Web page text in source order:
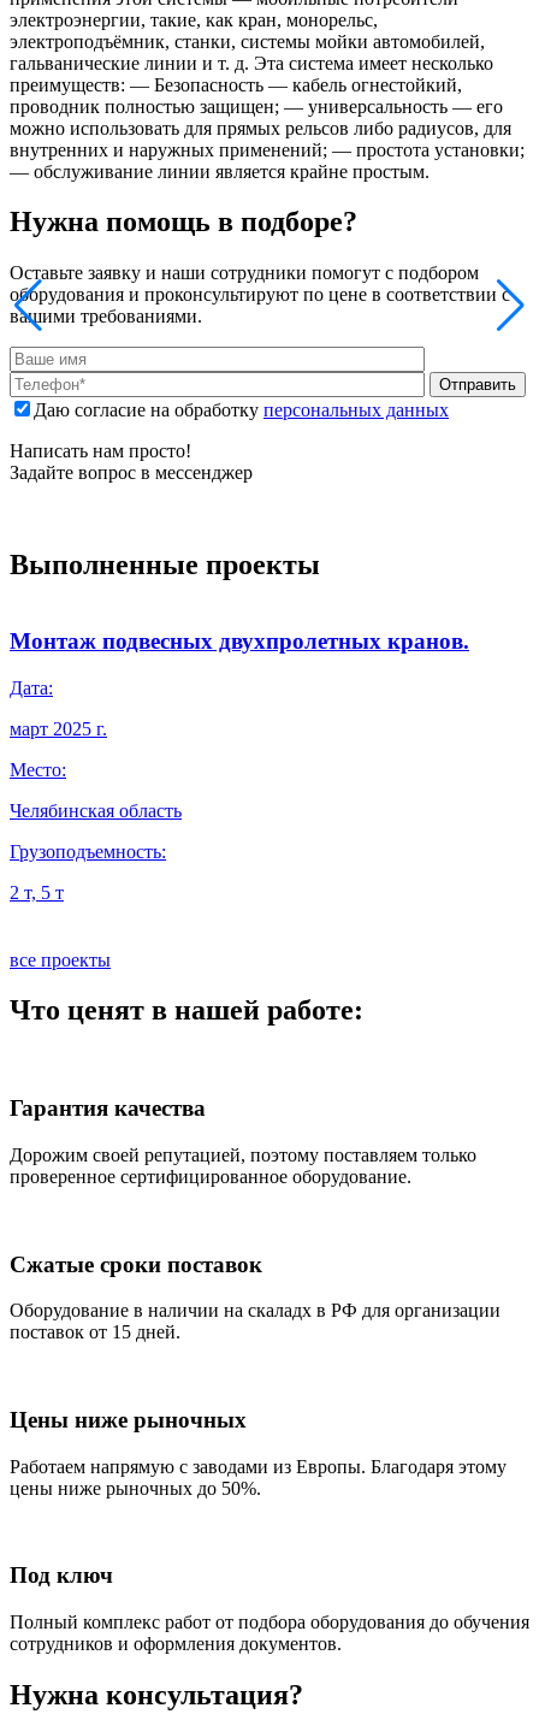
электроэнергии, такие, как кран, монорельс,
электроподъёмник, станки, системы мойки автомобилей,
гальванические линии и т. д. Эта система имеет несколько
преимуществ: — Безопасность — кабель огнестойкий,
проводник полностью защищен; — универсальность — его
можно использовать для прямых рельсов либо радиусов, для
внутренних и наружных применений; — простота установки;
— обслуживание линии является крайне простым.
Нужна помощь в подборе?
Оставьте заявку и наши сотрудники помогут с подбором
оборудования и проконсультируют по цене в соответствии с
вашими требованиями.
Отправить
Даю согласие на обработку персональных данных
Написать нам просто!
Задайте вопрос в мессенджер
Выполненные проекты
Монтаж подвесных двухпролетных кранов.
Дата:
март 2025 г.
Место:
Челябинская область
Грузоподъемность:
2 т, 5 т
все проекты
Что ценят в нашей работе:
Гарантия качества
Дорожим своей репутацией, поэтому поставляем только
проверенное сертифицированное оборудование.
Сжатые сроки поставок
Оборудование в наличии на скаладх в РФ для организации
поставок от 15 дней.
Цены ниже рыночных
Работаем напрямую с заводами из Европы. Благодаря этому
цены ниже рыночных до 50%.
Под ключ
Полный комплекс работ от подбора оборудования до обучения
сотрудников и оформления документов.
Нужна консультация?